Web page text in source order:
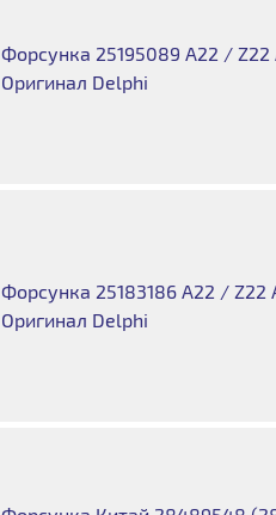
Форсунка 25195089 A22 /
Оригинал Delphi
Форсунка 25183186 A22 /
Оригинал Delphi